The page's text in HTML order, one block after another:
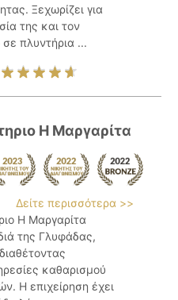
Ξεχωρίζει για
της και τον
πλυντήρια ...
Η Μαργαρίτα
Δείτε περισσότερα >>
Η Μαργαρίτα
της Γλυφάδας,
καθαρισμού
Η επιχείρηση έχει